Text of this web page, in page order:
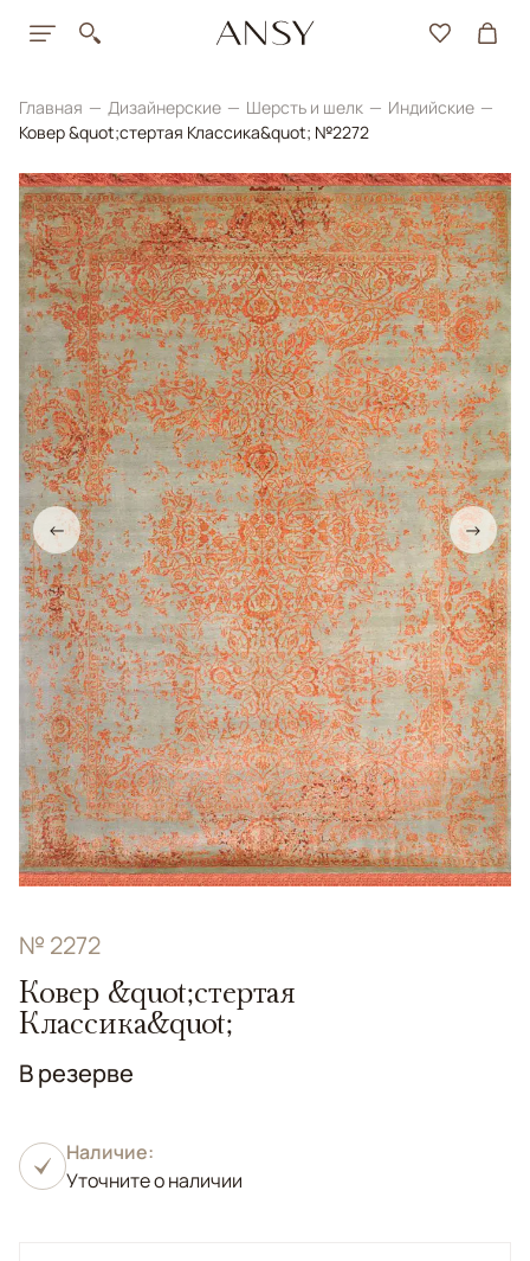
Главная Дизайнерские Шерсть и шелк
Индийские
Ковер &quot;стертая Классика&quot; №2272
← →
№ 2272
Ковер &quot;стертая
Классика&quot;
В резерве
Наличие:
Уточните о наличии